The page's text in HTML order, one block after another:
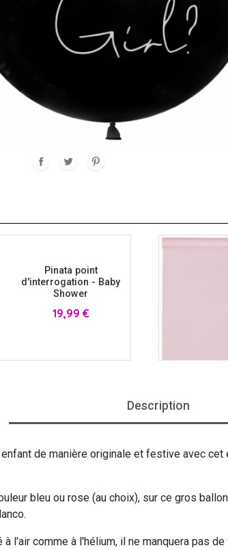
HIPPIE HUMOUR
DESSINS ANIMÉS & BD DISCO
ROME SAINT
HUMOUR ET SEXY
Pinata point
d'interrogation - Baby
Shower
Prix
19,99 €
Description
de manière originale et festive avec cet
bleu ou rose (au choix), sur ce gros
à l'air comme à l'hélium, il ne manquera pas